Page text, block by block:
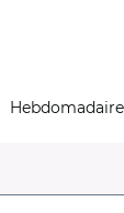
Hebdomadaire
obligatoire)